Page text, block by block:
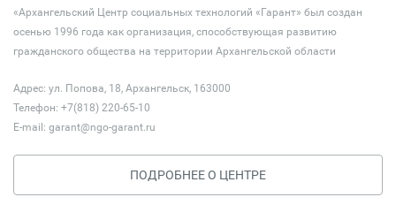
«Архангельский Центр социальных технологий «Гарант» был создан
осенью 1996 года как организация, способствующая развитию
гражданского общества на территории Архангельской области
Адрес: ул. Попова, 18, Архангельск, 163000
Телефон: +7(818) 220-65-10
E-mail: garant@ngo-garant.ru
ПОДРОБНЕЕ О ЦЕНТРЕ